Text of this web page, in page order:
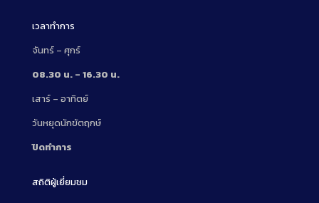
เวลาทำการ
จันทร์ – ศุกร์
08.30 น. – 16.30 น.
เสาร์ – อาทิตย์
วันหยุดนักขัตฤกษ์
ปิดทำการ
สถิติผู้เยี่ยมชม